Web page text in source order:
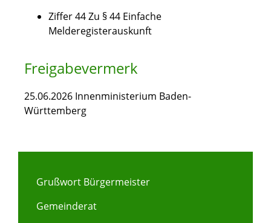
Ziffer 44 Zu § 44 Einfache
Melderegisterauskunft
Freigabevermerk
25.06.2026 Innenministerium Baden-
Württemberg
Grußwort Bürgermeister
Gemeinderat